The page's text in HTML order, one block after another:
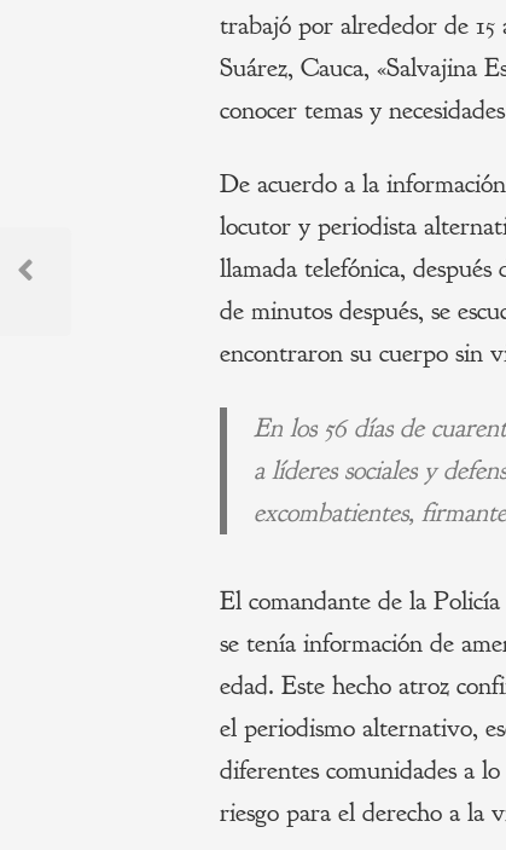
trabajó por alrededor de
Suárez, Cauca, «Salvajina
conocer temas y
De acuerdo a la
locutor y periodista
llamada telefónica,
de minutos después, se
encontraron su cuerpo sin
En los 56 días de
a líderes sociales y
excombatientes,
El comandante de la
se tenía información de
edad. Este hecho atroz
el periodismo alternativo,
diferentes comunidades a
riesgo para el derecho a la
Navegación